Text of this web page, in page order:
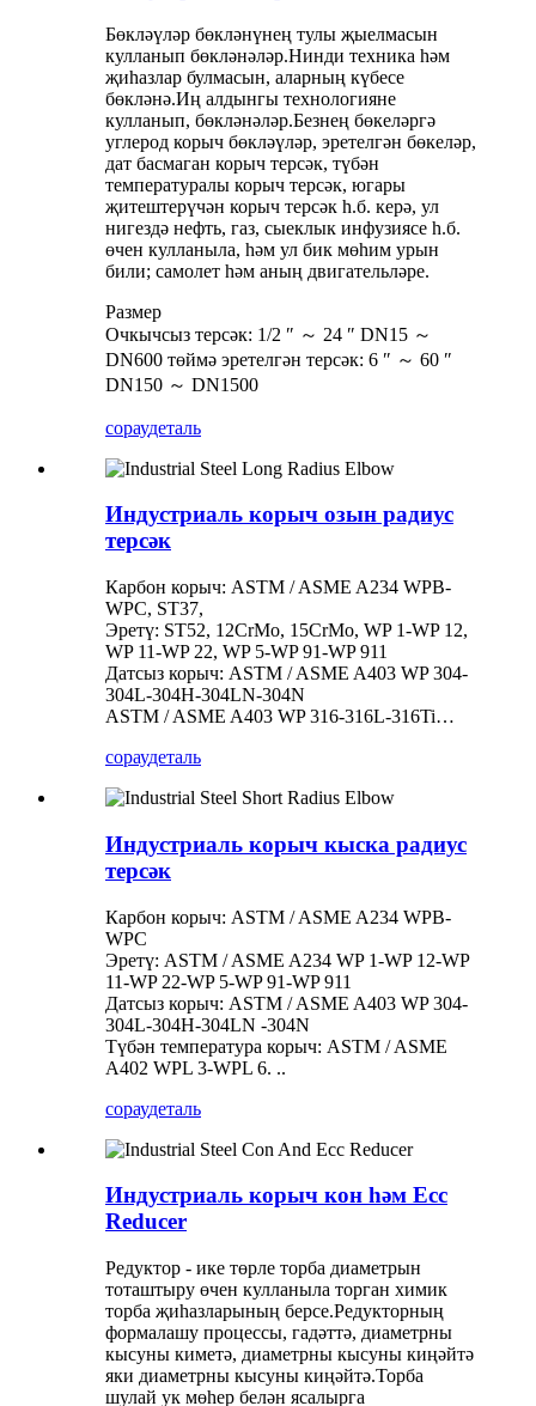
Бөкләүләр бөкләнүнең тулы җыелмасын
кулланып бөкләнәләр.Нинди техника һәм
җиһазлар булмасын, аларның күбесе
бөкләнә.Иң алдынгы технологияне
кулланып, бөкләнәләр.Безнең бөкеләргә
углерод корыч бөкләүләр, эретелгән бөкеләр,
дат басмаган корыч терсәк, түбән
температуралы корыч терсәк, югары
җитештерүчән корыч терсәк һ.б. керә, ул
нигездә нефть, газ, сыеклык инфузиясе һ.б.
өчен кулланыла, һәм ул бик мөһим урын
били; самолет һәм аның двигательләре.
Размер
Очкычсыз терсәк: 1/2 ″ ～ 24 ″ DN15 ～
DN600 төймә эретелгән терсәк: 6 ″ ～ 60 ″
DN150 ～ DN1500
сораудеталь
Индустриаль корыч озын радиус
терсәк
Карбон корыч: ASTM / ASME A234 WPB-
WPC, ST37,
Эретү: ST52, 12CrMo, 15CrMo, WP 1-WP 12,
WP 11-WP 22, WP 5-WP 91-WP 911
Датсыз корыч: ASTM / ASME A403 WP 304-
304L-304H-304LN-304N
ASTM / ASME A403 WP 316-316L-316Ti…
сораудеталь
Индустриаль корыч кыска радиус
терсәк
Карбон корыч: ASTM / ASME A234 WPB-
WPC
Эретү: ASTM / ASME A234 WP 1-WP 12-WP
11-WP 22-WP 5-WP 91-WP 911
Датсыз корыч: ASTM / ASME A403 WP 304-
304L-304H-304LN -304N
Түбән температура корыч: ASTM / ASME
A402 WPL 3-WPL 6. ..
сораудеталь
Индустриаль корыч кон һәм Ecc
Reducer
Редуктор - ике төрле торба диаметрын
тоташтыру өчен кулланыла торган химик
торба җиһазларының берсе.Редукторның
формалашу процессы, гадәттә, диаметрны
кысуны киметә, диаметрны кысуны киңәйтә
яки диаметрны кысуны киңәйтә.Торба
шулай ук ​​мөһер белән ясалырга